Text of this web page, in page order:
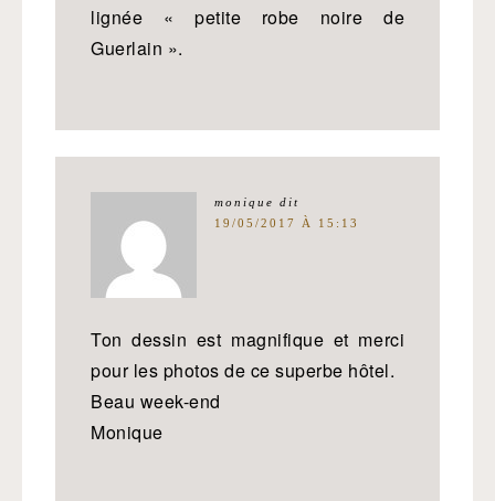
lignée « petite robe noire de
Guerlain ».
monique dit
19/05/2017 À 15:13
Ton dessin est magnifique et merci
pour les photos de ce superbe hôtel.
Beau week-end
Monique